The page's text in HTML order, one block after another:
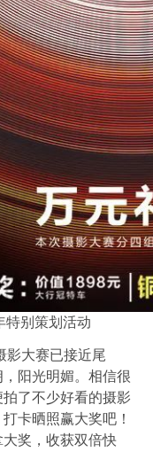
特别策划活动
影大赛已接近尾
阳光明媚。 相信很
拍了不少好看的摄影
打卡晒照赢大奖吧！
大奖，收获双倍快